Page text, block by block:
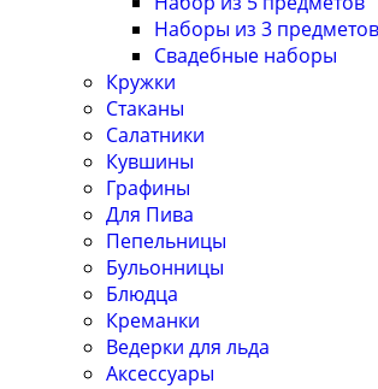
Наборы из 3 предметов
Свадебные наборы
Кружки
Стаканы
Салатники
Кувшины
Графины
Для Пива
Пепельницы
Бульонницы
Блюдца
Креманки
Ведерки для льда
Аксессуары